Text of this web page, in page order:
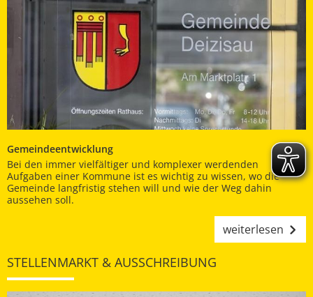
Gemeindeentwicklung
Bei den immer vielfältiger und komplexer werdenden
Aufgaben einer Kommune ist es wichtig zu wissen, wo die
Gemeinde langfristig stehen will und wie der Weg dahin
aussehen soll.
weiterlesen
STELLENMARKT & AUSSCHREIBUNG